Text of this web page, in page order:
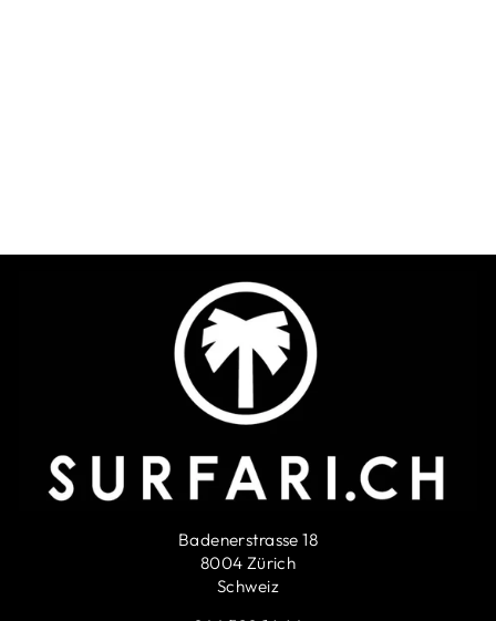
Badenerstrasse 18
8004 Zürich
Schweiz